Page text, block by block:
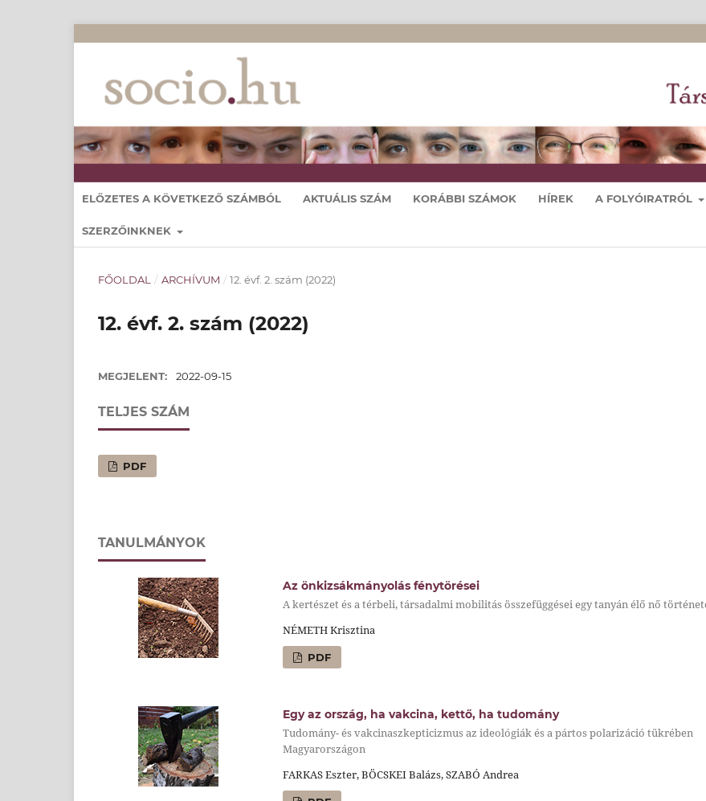
ELŐZETES A KÖVETKEZŐ SZÁMBÓL AKTUÁLIS SZÁM KORÁBBI SZÁMOK HÍREK A FOLYÓIRATRÓL
SZERZŐINKNEK
FŐOLDAL / ARCHÍVUM / 12. évf. 2. szám (2022)
12. évf. 2. szám (2022)
MEGJELENT: 2022-09-15
TELJES SZÁM
PDF
TANULMÁNYOK
Az önkizsákmányolás fénytörései
A kertészet és a térbeli, társadalmi mobilitás összefüggései egy tanyán élő nő
NÉMETH Krisztina
PDF
Egy az ország, ha vakcina, kettő, ha tudomány
Tudomány- és vakcinaszkepticizmus az ideológiák és a pártos polarizáció tükrében
Magyarországon
FARKAS Eszter, BÖCSKEI Balázs, SZABÓ Andrea